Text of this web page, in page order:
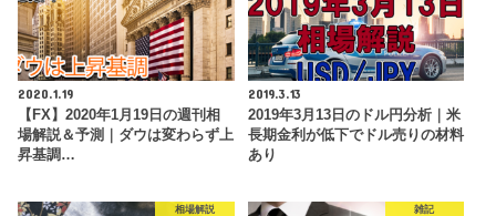
2020.1.19
【FX】2020年1月19日の週刊相
場解説＆予測｜ダウは変わらず上
昇基調…
2019.3.13
2019年3月13日のドル円分析｜米
長期金利が低下でドル売りの材料
あり
相場解説 雑記